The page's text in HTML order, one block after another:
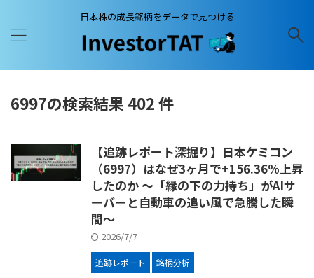
日本株の成長銘柄をデータで見つける
6997の検索結果 402 件
【追跡レポート深掘り】日本ケミコン
（6997）はなぜ3ヶ月で+156.36%上昇
したのか ～「縁の下の力持ち」がAIサ
ーバーと自動車の追い風で急騰した瞬
間～
2026/7/7
追跡レポート 銘柄分析